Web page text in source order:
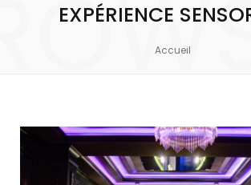
EXPÉRIENCE
Accueil